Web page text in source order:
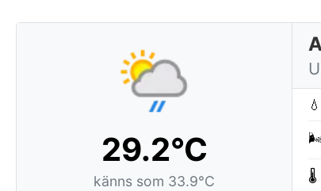
29.2°C
känns som 33.9°C
💧
🌬️
🌡️